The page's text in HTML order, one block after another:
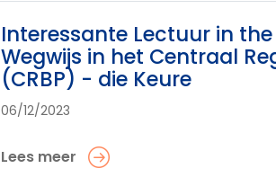
Interessante Lectuur in
Wegwijs in het Centraal
(CRBP) - die Keure
06/12/2023
Lees meer